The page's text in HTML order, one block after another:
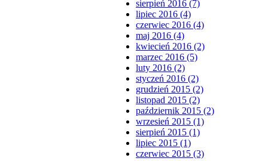
sierpień 2016 (7)
lipiec 2016 (4)
czerwiec 2016 (4)
maj 2016 (4)
kwiecień 2016 (2)
marzec 2016 (5)
luty 2016 (2)
styczeń 2016 (2)
grudzień 2015 (2)
listopad 2015 (2)
październik 2015 (2)
wrzesień 2015 (1)
sierpień 2015 (1)
lipiec 2015 (1)
czerwiec 2015 (3)